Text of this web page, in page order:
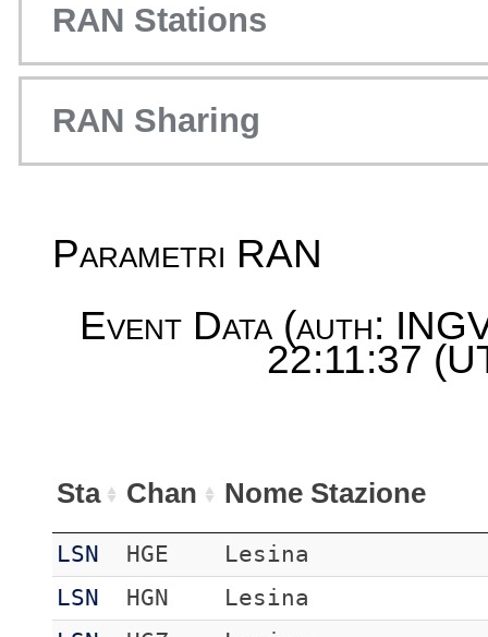
RAN Stations
RAN Sharing
Parametri RAN
Event Data (auth:
22:11:37
Sta Chan Nome Stazione
LSN HGE
Lesina
LSN
HGN
Lesina